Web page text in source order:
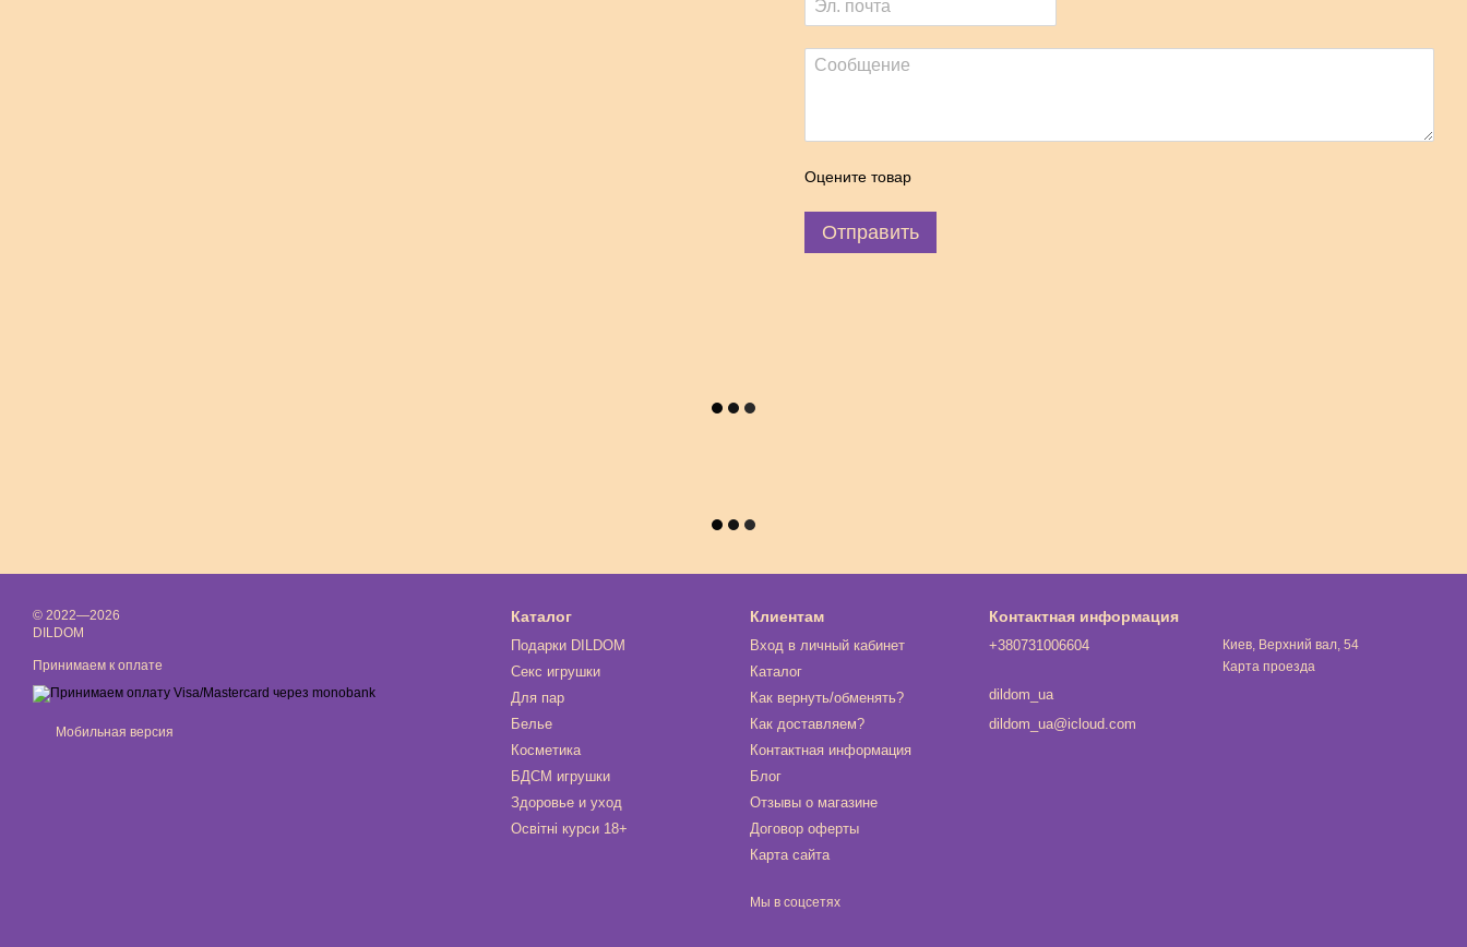
Оцените товар
Отправить
© 2022—2026
DILDOM
Принимаем к оплате
Мобильная версия
Каталог
Подарки DILDOM
Секс игрушки
Для пар
Белье
Косметика
БДСМ игрушки
Здоровье и уход
Освітні курси 18+
Клиентам
Вход в личный кабинет
Каталог
Как вернуть/обменять?
Как доставляем?
Контактная информация
Блог
Отзывы о магазине
Договор оферты
Карта сайта
Мы в соцсетях
Контактная информация
+380731006604
dildom_ua
dildom_ua@icloud.com
Киев, Верхний вал, 54
Карта проезда